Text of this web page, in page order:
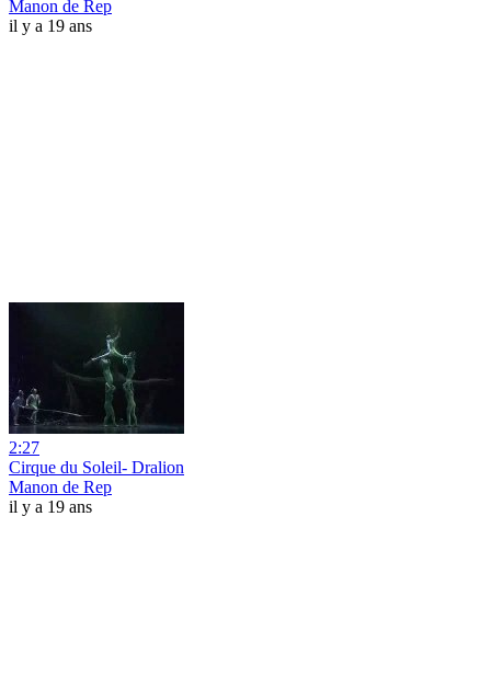
Manon de Rep
il y a 19 ans
2:27
Cirque du Soleil- Dralion
Manon de Rep
il y a 19 ans